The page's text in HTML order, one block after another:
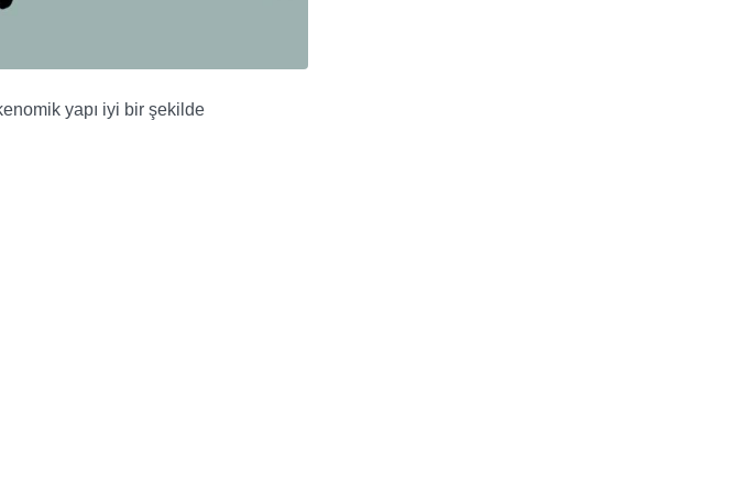
yapı iyi bir şekilde